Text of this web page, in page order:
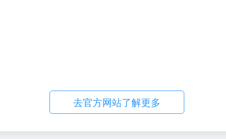
去官方网站了解更多